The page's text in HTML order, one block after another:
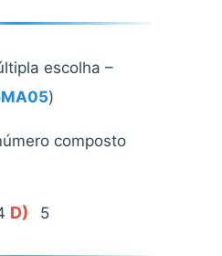
escolha –
)
composto
D) 5